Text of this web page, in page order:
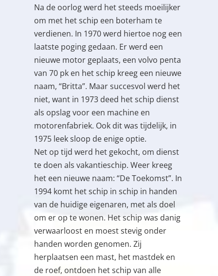
Na de oorlog werd het steeds moeilijker
om met het schip een boterham te
verdienen. In 1970 werd hiertoe nog een
laatste poging gedaan. Er werd een
nieuwe motor geplaats, een volvo penta
van 70 pk en het schip kreeg een nieuwe
naam, “Britta”. Maar succesvol werd het
niet, want in 1973 deed het schip dienst
als opslag voor een machine en
motorenfabriek. Ook dit was tijdelijk, in
1975 leek sloop de enige optie.
Net op tijd werd het gekocht, om dienst
te doen als vakantieschip. Weer kreeg
het een nieuwe naam: “De Toekomst”. In
1994 komt het schip in schip in handen
van de huidige eigenaren, met als doel
om er op te wonen. Het schip was danig
verwaarloost en moest stevig onder
handen worden genomen. Zij
herplaatsen een mast, het mastdek en
de roef, ontdoen het schip van alle